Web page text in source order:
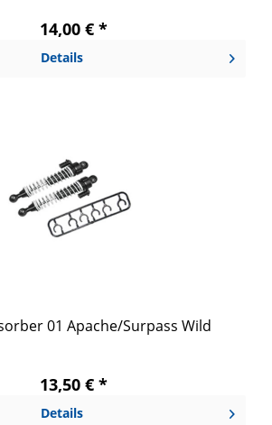
14,00 € *
Details
01 Apache/Surpass Wild
13,50 € *
Details